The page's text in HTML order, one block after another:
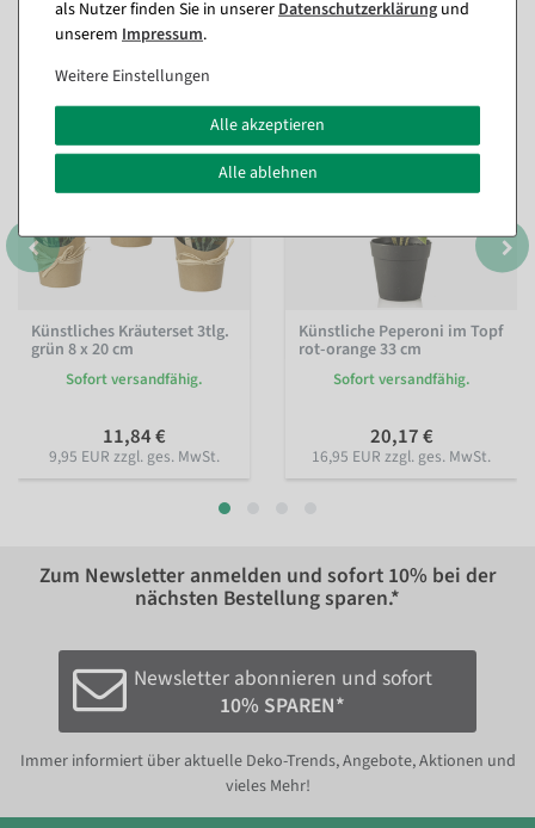
Künstliches Kräuterset 3tlg.
grün 8 x 20 cm
Sofort versandfähig.
11,84 €
9,95 EUR zzgl. ges. MwSt.
Künstliche Peperoni im Topf
rot-orange 33 cm
Sofort versandfähig.
20,17 €
16,95 EUR zzgl. ges. MwSt.
Zum Newsletter anmelden und sofort 10% bei der
nächsten Bestellung sparen.*
Newsletter abonnieren und sofort
10% SPAREN*
Immer informiert über aktuelle Deko-Trends, Angebote, Aktionen und
vieles Mehr!
als Nutzer finden Sie in unsererDaten­schutz­erklärung und
unserem Impressum.
Weitere Einstellungen
Alle akzeptieren
Alle ablehnen